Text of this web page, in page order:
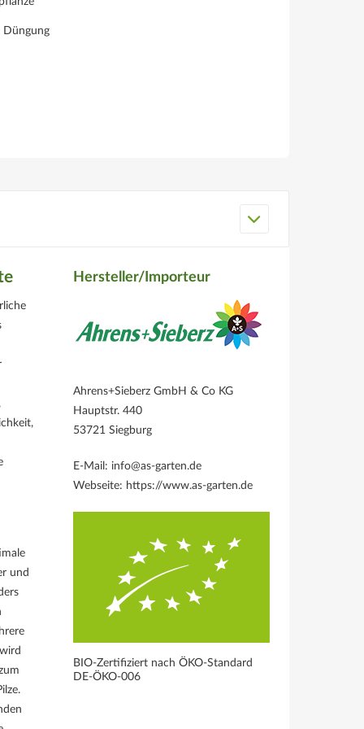
Düngung
und
Hersteller/Importeur
Ahrens+Sieberz GmbH & Co KG
Hauptstr. 440
53721 Siegburg
E-Mail: info@as-garten.de
Webseite: https://www.as-garten.de
BIO-Zertifiziert nach ÖKO-Standard
DE-ÖKO-006